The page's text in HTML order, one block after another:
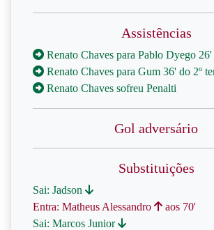
Assistências
Renato Chaves para Pablo Dyego 26'
Renato Chaves para Gum 36' do 2º
Renato Chaves sofreu Penalti
Gol adversário
Substituições
Sai: Jadson
Entra: Matheus Alessandro
aos 70'
Sai: Marcos Junior